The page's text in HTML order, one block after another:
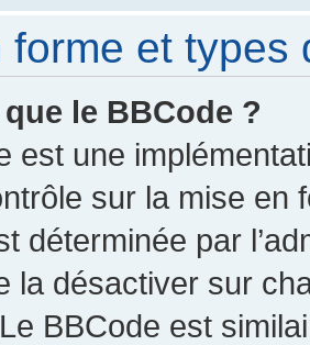
forme et types
que le BBCode ?
est une
sur la mise en
déterminée par
la désactiver sur
BBCode est